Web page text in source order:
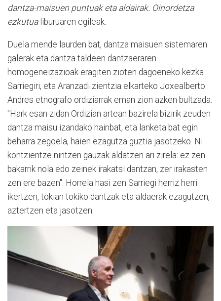
dantza-maisuen puntuak eta aldairak. Oinordetza
ezkutualiburuaren egileak.
Duela mende laurden bat, dantza maisuen sistemaren
galerak eta dantza taldeen dantzaeraren
homogeneizazioak eragiten zioten dagoeneko kezka
Sarriegiri, eta Aranzadi zientzia elkarteko Joxealberto
Andres etnografo ordiziarrak eman zion azken bultzada.
"Hark esan zidan Ordizian artean bazirela bizirik zeuden
dantza maisu izandako hainbat, eta lanketa bat egin
beharra zegoela, haien ezagutza guztia jasotzeko. Ni
kontzientze nintzen gauzak aldatzen ari zirela: ez zen
bakarrik nola edo zeinek irakatsi dantzan, zer irakasten
zen ere bazen". Horrela hasi zen Sarriegi herriz herri
ikertzen, tokian tokiko dantzak eta aldaerak ezagutzen,
aztertzen eta jasotzen.